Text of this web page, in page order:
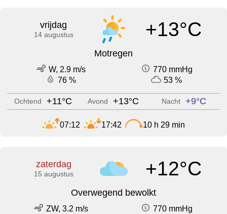
vrijdag
14 augustus +13°C
Motregen
W, 2.9 m/s
770 mmHg
76 %
53 %
Ochtend +11°C Avond +13°C Nacht +9°C
07:12 17:42 10 h 29 min
zaterdag
15 augustus +12°C
Overwegend bewolkt
ZW, 3.2 m/s
770 mmHg